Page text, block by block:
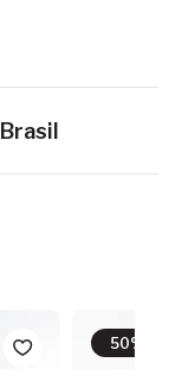
Brasil
50% OFF